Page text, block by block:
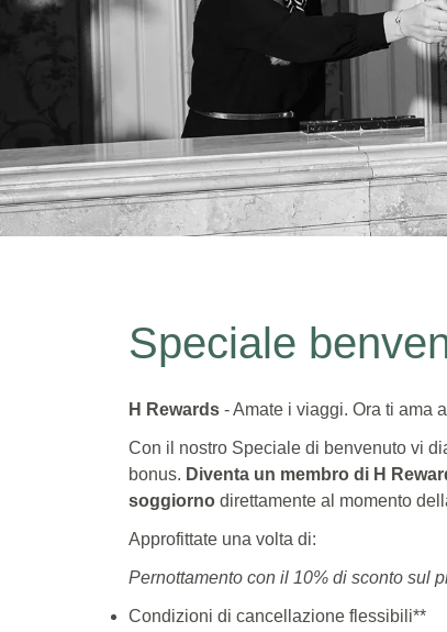
10% di sconto
Una tantum e direttamente disponibile
Speciale
H Rewards - Amate i viaggi. Ora ti ama
Con il nostro Speciale di benvenuto vi
bonus. Diventa un membro di H
soggiorno direttamente al momento
Approfittate una volta di:
Pernottamento con il 10% di sconto sul
Condizioni di cancellazione flessibili**